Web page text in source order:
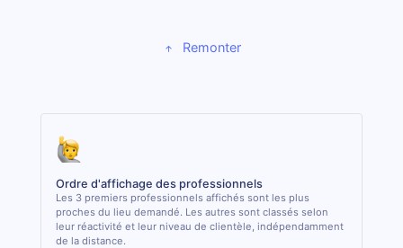
Remonter
Ordre d'affichage des professionnels
Les 3 premiers professionnels affichés sont les plus
proches du lieu demandé. Les autres sont classés selon
leur réactivité et leur niveau de clientèle, indépendamment
de la distance.